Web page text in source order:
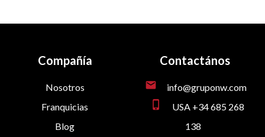
Contactános
mail info@gruponw.com
phone_iphone
USA +34 685 268
138
Compañía
Nosotros
Franquicias
Blog